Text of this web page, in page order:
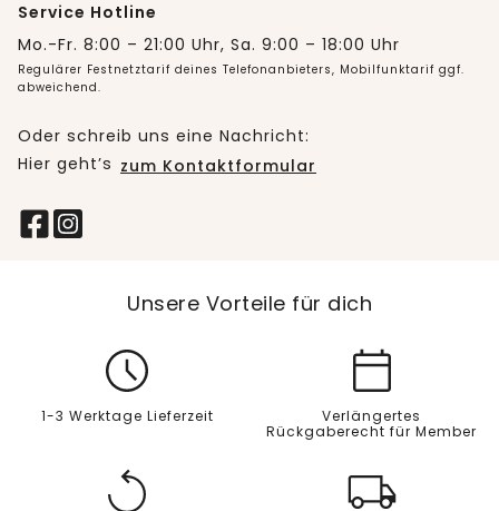
Service Hotline
Mo.-Fr. 8:00 – 21:00 Uhr, Sa. 9:00 – 18:00 Uhr
Regulärer Festnetztarif deines Telefonanbieters, Mobilfunktarif ggf.
abweichend.
Oder schreib uns eine Nachricht:
Hier geht’s zum Kontaktformular
Unsere Vorteile für dich
1-3 Werktage Lieferzeit
Verlängertes
Rückgaberecht für Member